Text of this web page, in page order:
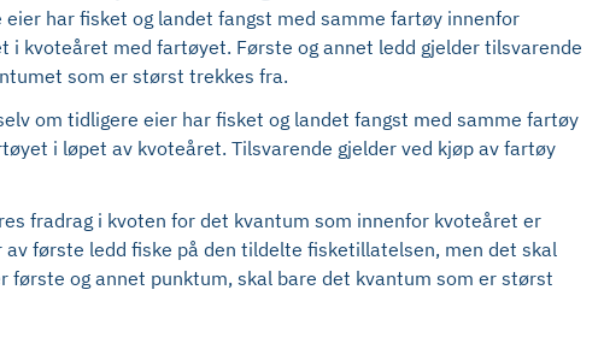
har fisket og landet fangst med samme fartøy innenfor
kvoteåret med fartøyet. Første og annet ledd gjelder tilsvarende
som er størst trekkes fra.
om tidligere eier har fisket og landet fangst med samme fartøy
i løpet av kvoteåret. Tilsvarende gjelder ved kjøp av fartøy
fradrag i kvoten for det kvantum som innenfor kvoteåret er
første ledd fiske på den tildelte fisketillatelsen, men det skal
og annet punktum, skal bare det kvantum som er størst